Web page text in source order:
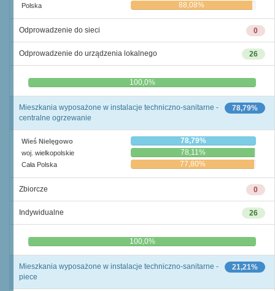
Polska 88,08%
0
Odprowadzenie do sieci
26
Odprowadzenie do urządzenia lokalnego
0,0% 100,0%
78,79%
Mieszkania wyposażone w instalacje techniczno-sanitarne -
centralne ogrzewanie
Wieś Nielęgowo 78,79%
woj. wielkopolskie 78,11%
Cała Polska 77,80%
0
Zbiorcze
26
Indywidualne
0,0% 100,0%
21,21%
Mieszkania wyposażone w instalacje techniczno-sanitarne -
piece